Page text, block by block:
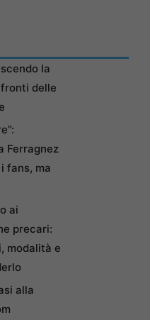
la
delle
Ferragnez
fans, ma
ai
precari:
modalità e
alla